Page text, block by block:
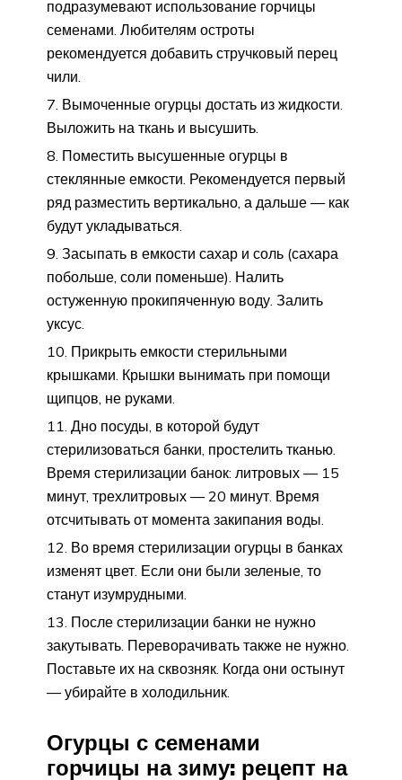
подразумевают использование горчицы
семенами. Любителям остроты
рекомендуется добавить стручковый перец
чили.
Вымоченные огурцы достать из жидкости.
Выложить на ткань и высушить.
Поместить высушенные огурцы в
стеклянные емкости. Рекомендуется первый
ряд разместить вертикально, а дальше — как
будут укладываться.
Засыпать в емкости сахар и соль (сахара
побольше, соли поменьше). Налить
остуженную прокипяченную воду. Залить
уксус.
Прикрыть емкости стерильными
крышками. Крышки вынимать при помощи
щипцов, не руками.
Дно посуды, в которой будут
стерилизоваться банки, простелить тканью.
Время стерилизации банок: литровых — 15
минут, трехлитровых — 20 минут. Время
отсчитывать от момента закипания воды.
Во время стерилизации огурцы в банках
изменят цвет. Если они были зеленые, то
станут изумрудными.
После стерилизации банки не нужно
закутывать. Переворачивать также не нужно.
Поставьте их на сквозняк. Когда они остынут
— убирайте в холодильник.
Огурцы с семенами
горчицы на зиму: рецепт на